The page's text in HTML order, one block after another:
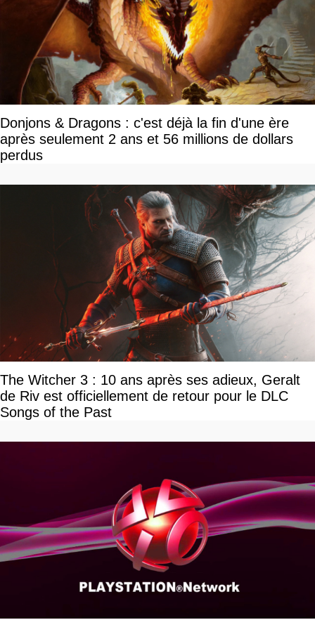
Donjons & Dragons : c'est déjà la fin d'une ère
après seulement 2 ans et 56 millions de dollars
perdus
The Witcher 3 : 10 ans après ses adieux, Geralt
de Riv est officiellement de retour pour le DLC
Songs of the Past